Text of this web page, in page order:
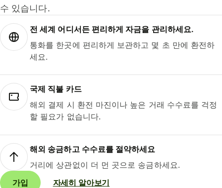
수 있습니다.
전 세계 어디서든 편리하게 자금을 관리하세요.
통화를 한곳에 편리하게 보관하고 몇 초 만에 환전하
세요.
국제 직불 카드
해외 결제 시 환전 마진이나 높은 거래 수수료를 걱정
할 필요가 없습니다.
해외 송금하고 수수료를 절약하세요
거리에 상관없이 더 먼 곳으로 송금하세요.
가입
자세히 알아보기